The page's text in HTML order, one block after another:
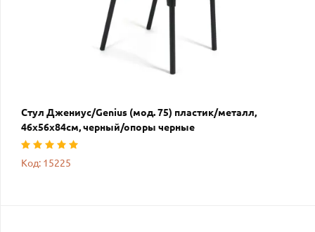
Стул Джениус/Genius (мод. 75) пластик/металл,
46x56x84cм, черный/опоры черные
Код: 15225